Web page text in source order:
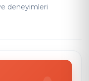
deneyimleri